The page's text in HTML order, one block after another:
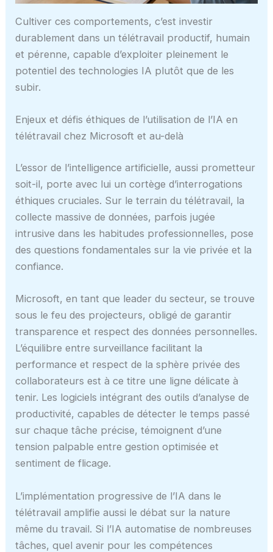
Cultiver ces comportements, c’est investir
durablement dans un télétravail productif, humain
et pérenne, capable d’exploiter pleinement le
potentiel des technologies IA plutôt que de les
subir.
Enjeux et défis éthiques de l’utilisation de l’IA en
télétravail chez Microsoft et au-delà
L’essor de l’intelligence artificielle, aussi prometteur
soit-il, porte avec lui un cortège d’interrogations
éthiques cruciales. Sur le terrain du télétravail, la
collecte massive de données, parfois jugée
intrusive dans les habitudes professionnelles, pose
des questions fondamentales sur la vie privée et la
confiance.
Microsoft, en tant que leader du secteur, se trouve
sous le feu des projecteurs, obligé de garantir
transparence et respect des données personnelles.
L’équilibre entre surveillance facilitant la
performance et respect de la sphère privée des
collaborateurs est à ce titre une ligne délicate à
tenir. Les logiciels intégrant des outils d’analyse de
productivité, capables de détecter le temps passé
sur chaque tâche précise, témoignent d’une
tension palpable entre gestion optimisée et
sentiment de flicage.
L’implémentation progressive de l’IA dans le
télétravail amplifie aussi le débat sur la nature
même du travail. Si l’IA automatise de nombreuses
tâches, quel avenir pour les compétences